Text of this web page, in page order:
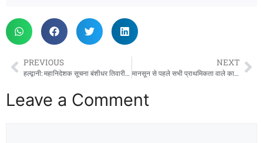
PREVIOUS
हल्द्वानी: महानिदेशक सूचना बंशीधर तिवारी ने कालू सिद्ध मंदिर के किए दर्शन,देश -प्रदेश के सुख समृद्धि की कामना
NEXT
मानसून से पहले सभी प्राथमिकता वाले कार्य 7 जून तक पूर्ण करें- डीएम
Leave a Comment